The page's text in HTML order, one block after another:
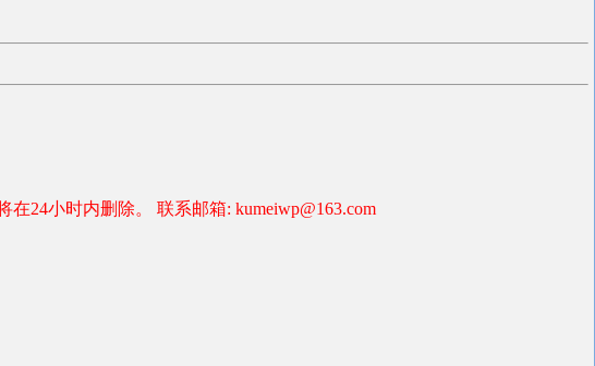
24小时内删除。 联系邮箱: kumeiwp@163.com